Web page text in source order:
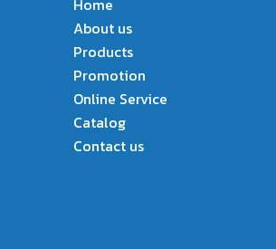
Home
About us
Products
Promotion
Online Service
Catalog
Contact us